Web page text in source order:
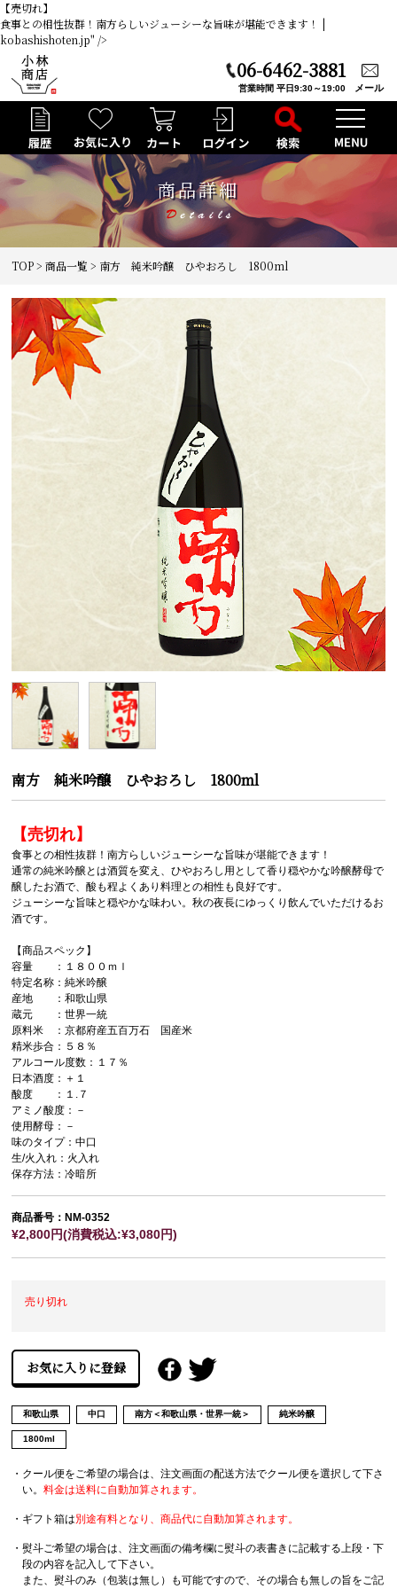
【売切れ】
食事との相性抜群！南方らしいジューシーな旨味が堪能できます！ |
kobashishoten.jp" />
メール
06-6462-3881
営業時間 平日9:30～19:00
商品詳細
TOP>商品一覧 > 南方 純米吟醸 ひやおろし 1800ml
南方 純米吟醸 ひやおろし 1800ml
【売切れ】
食事との相性抜群！南方らしいジューシーな旨味が堪能できます！
通常の純米吟醸とは酒質を変え、ひやおろし用として香り穏やかな吟醸酵母で
醸したお酒で、酸も程よくあり料理との相性も良好です。
ジューシーな旨味と穏やかな味わい。秋の夜長にゆっくり飲んでいただけるお
酒です。
【商品スペック】
容量 ：１８００ｍｌ
特定名称：純米吟醸
産地 ：和歌山県
蔵元 ：世界一統
原料米 ：京都府産五百万石 国産米
精米歩合：５８％
アルコール度数：１７％
日本酒度：＋１
酸度 ：１.７
アミノ酸度：－
使用酵母：－
味のタイプ：中口
生/火入れ：火入れ
保存方法：冷暗所
商品番号：NM-0352
¥2,800円(消費税込:¥3,080円)
売り切れ
和歌山県 中口 南方＜和歌山県・世界一統＞ 純米吟醸
1800ml
・クール便をご希望の場合は、注文画面の配送方法でクール便を選択して下さ
い。料金は送料に自動加算されます。
・ギフト箱は別途有料となり、商品代に自動加算されます。
・熨斗ご希望の場合は、注文画面の備考欄に熨斗の表書きに記載する上段・下
段の内容を記入して下さい。
また、熨斗のみ（包装は無し）も可能ですので、その場合も無しの旨をご記